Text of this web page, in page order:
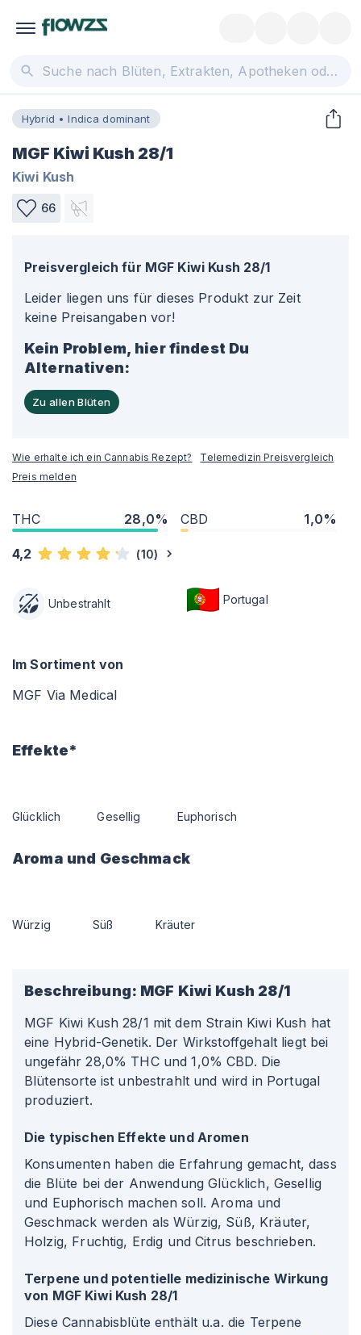
Hybrid • Indica dominant
MGF Kiwi Kush 28/1
Kiwi Kush
66
Preisvergleich für MGF Kiwi Kush 28/1
Leider liegen uns für dieses Produkt zur Zeit
keine Preisangaben vor!
Kein Problem, hier findest Du
Alternativen:
Zu allen Blüten
Wie erhalte ich ein Cannabis Rezept?
Telemedizin Preisvergleich
Preis melden
THC 28,0% CBD 1,0%
4,2 (10)
Unbestrahlt Portugal
Im Sortiment von
MGF Via Medical
Effekte*
Glücklich Gesellig Euphorisch
Aroma und Geschmack
Würzig Süß Kräuter
Beschreibung: MGF Kiwi Kush 28/1
MGF Kiwi Kush 28/1 mit dem Strain Kiwi Kush hat
eine Hybrid-Genetik. Der Wirkstoffgehalt liegt bei
ungefähr 28,0% THC und 1,0% CBD. Die
Blütensorte ist unbestrahlt und wird in Portugal
produziert.
Die typischen Effekte und Aromen
Konsumenten haben die Erfahrung gemacht, dass
die Blüte bei der Anwendung Glücklich, Gesellig
und Euphorisch machen soll. Aroma und
Geschmack werden als Würzig, Süß, Kräuter,
Holzig, Fruchtig, Erdig und Citrus beschrieben.
Terpene und potentielle medizinische Wirkung
von MGF Kiwi Kush 28/1
Diese Cannabisblüte enthält u.a. die Terpene